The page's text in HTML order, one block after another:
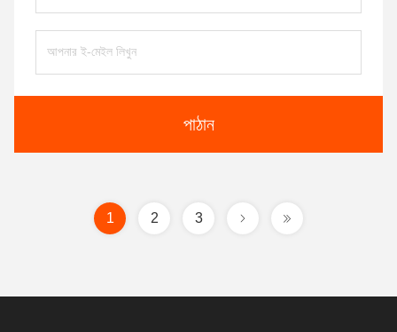
পাঠান
1 2 3